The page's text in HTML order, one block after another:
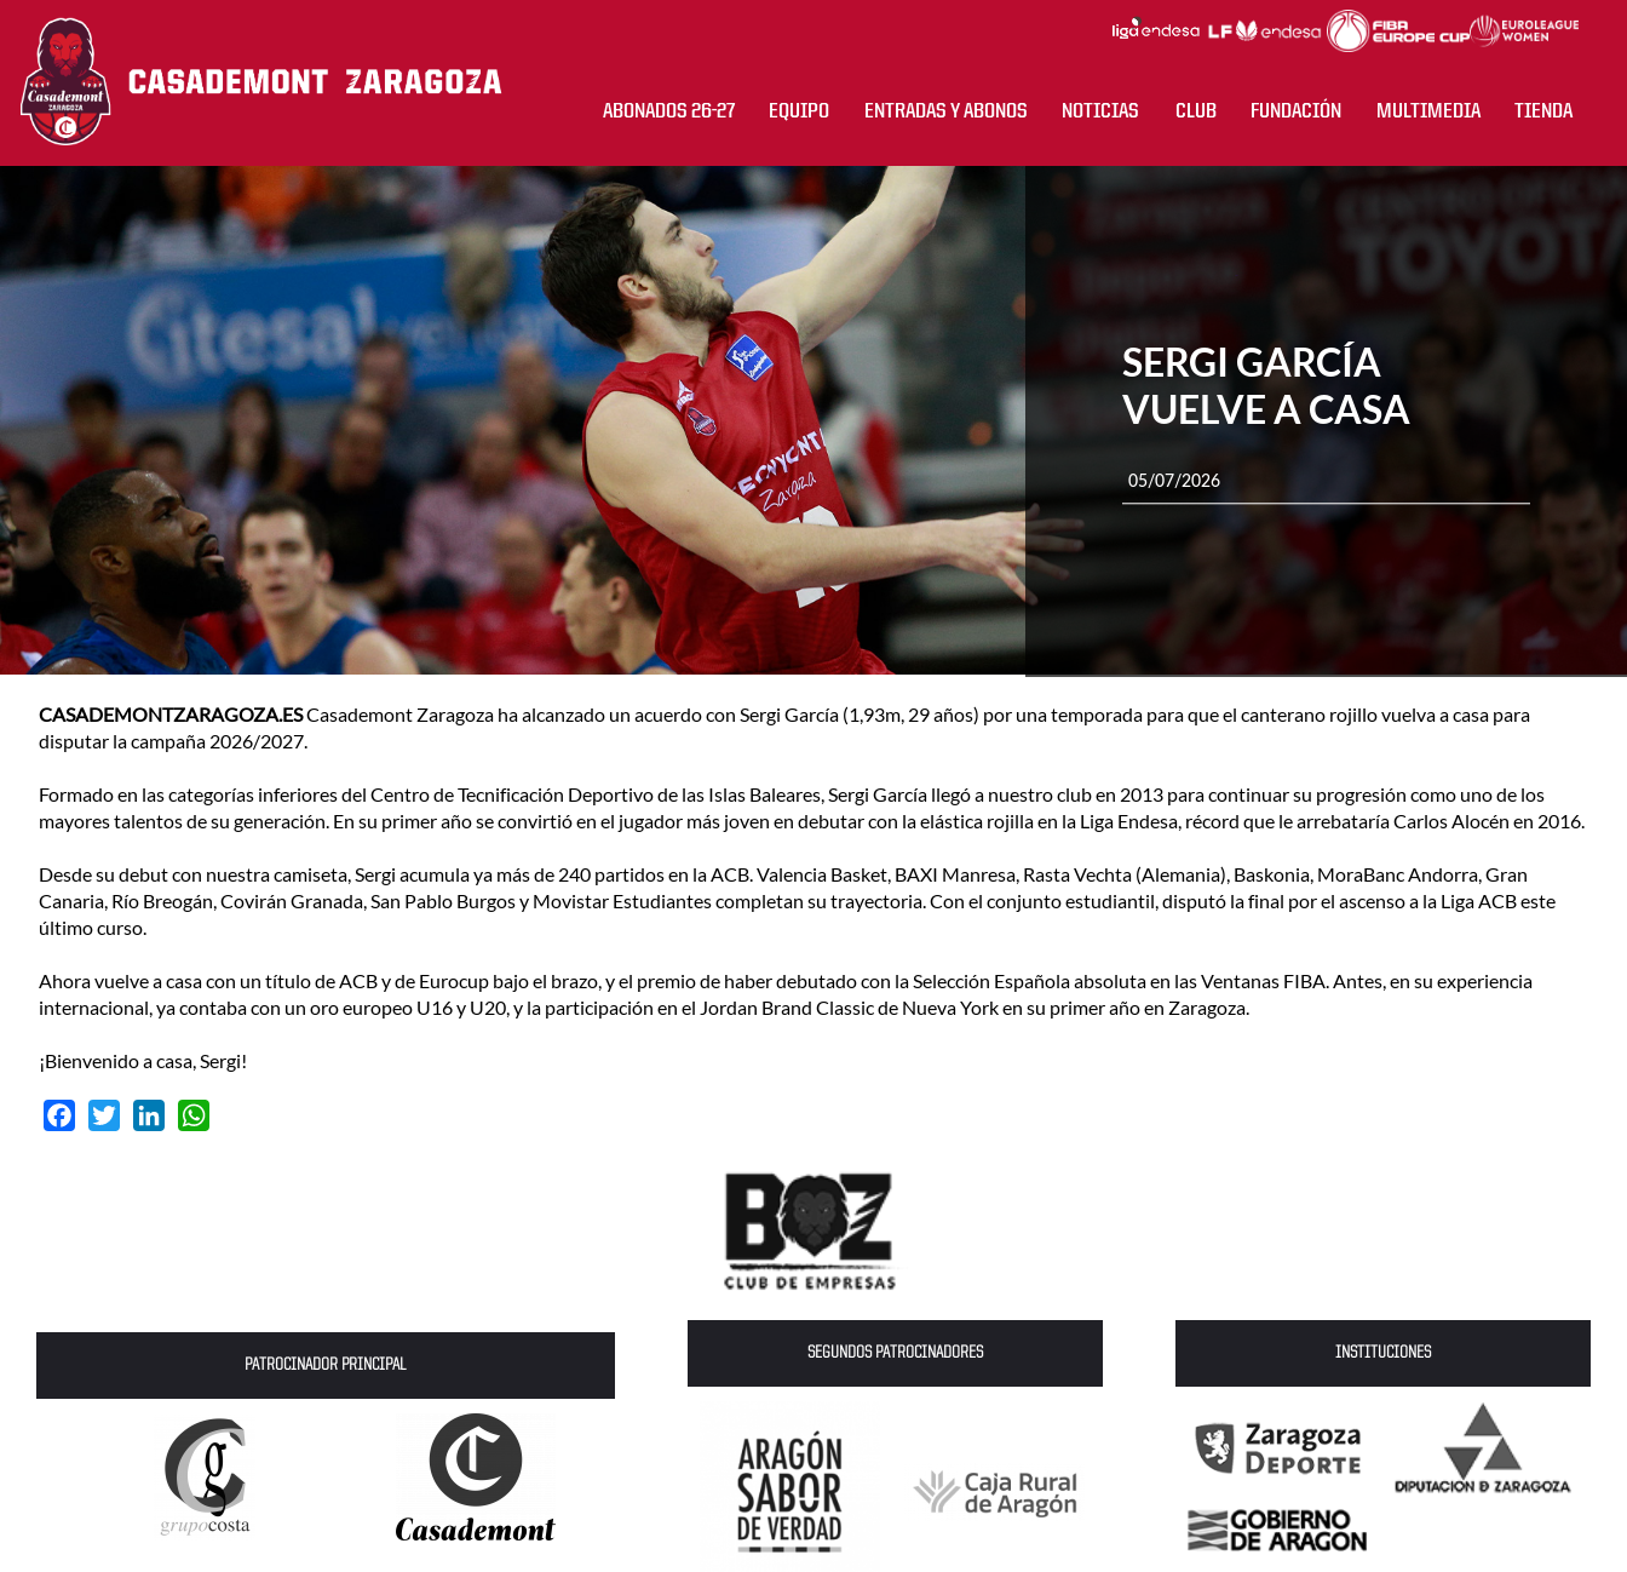
ABONADOS 26-27 EQUIPO ENTRADAS Y ABONOS NOTICIAS CLUB FUNDACIÓN MULTIMEDIA TIENDA
SERGI GARCÍA
VUELVE A CASA
05/07/2026
CASADEMONTZARAGOZA.ESCasademont Zaragoza ha alcanzado un acuerdo con Sergi García (1,93m, 29 años) por una temporada para que el canterano rojillo vuelva a casa para
disputar la campaña 2026/2027.
Formado en las categorías inferiores del Centro de Tecnificación Deportivo de las Islas Baleares, Sergi García llegó a nuestro club en 2013 para continuar su progresión como uno de los
mayores talentos de su generación. En su primer año se convirtió en el jugador más joven en debutar con la elástica rojilla en la Liga Endesa, récord que le arrebataría Carlos Alocén en 2016.
Desde su debut con nuestra camiseta, Sergi acumula ya más de 240 partidos en la ACB. Valencia Basket, BAXI Manresa, Rasta Vechta (Alemania), Baskonia, MoraBanc Andorra, Gran
Canaria, Río Breogán, Covirán Granada, San Pablo Burgos y Movistar Estudiantes completan su trayectoria. Con el conjunto estudiantil, disputó la final por el ascenso a la Liga ACB este
último curso.
Ahora vuelve a casa con un título de ACB y de Eurocup bajo el brazo, y el premio de haber debutado con la Selección Española absoluta en las Ventanas FIBA. Antes, en su experiencia
internacional, ya contaba con un oro europeo U16 y U20, y la participación en el Jordan Brand Classic de Nueva York en su primer año en Zaragoza.
¡Bienvenido a casa, Sergi!
Facebook
Twitter LinkedIn
PATROCINADOR PRINCIPAL
SEGUNDOS PATROCINADORES INSTITUCIONES